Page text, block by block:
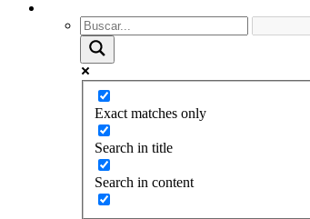
Exact matches only
Search in title
Search in content